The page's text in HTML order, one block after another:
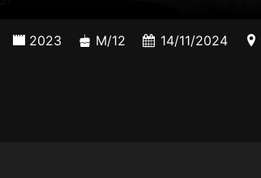
2023 M/12 14/11/2024